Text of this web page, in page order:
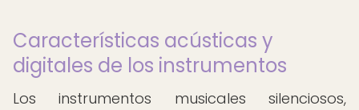
Características acústicas y
digitales de los instrumentos
Los instrumentos musicales silenciosos,